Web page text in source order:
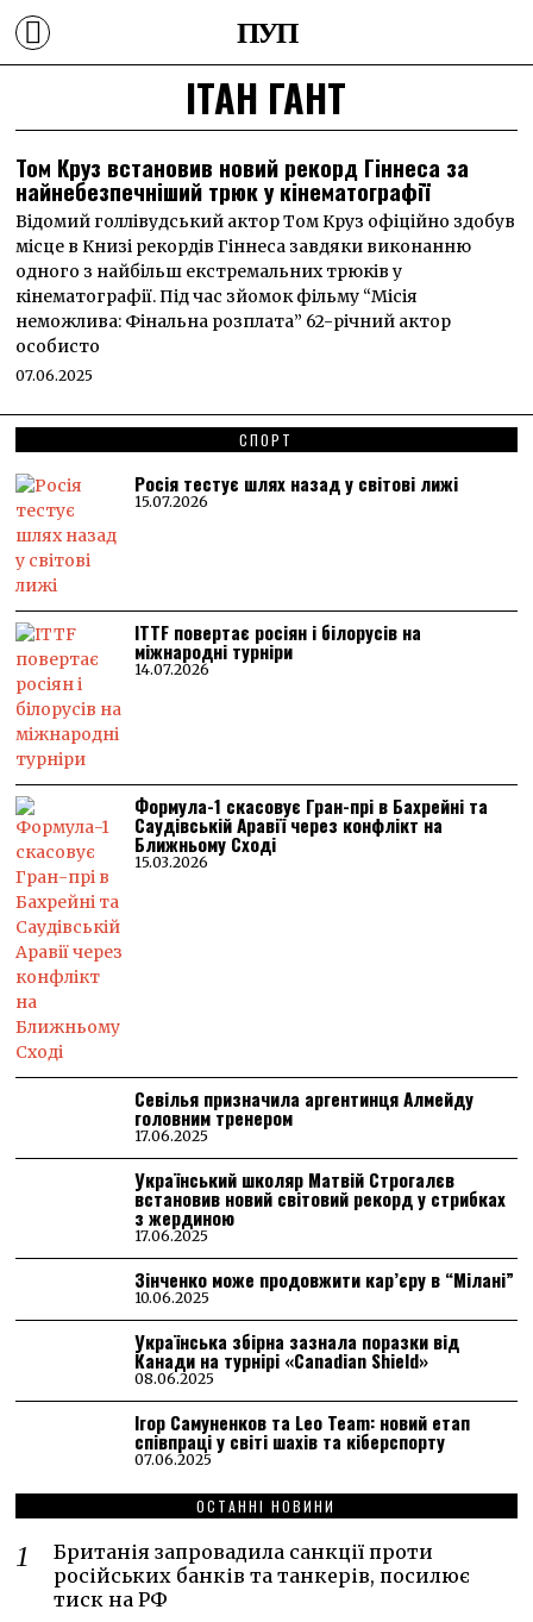
ПУП
ІТАН ГАНТ
Том Круз встановив новий рекорд Гіннеса за
найнебезпечніший трюк у кінематографії
Відомий голлівудський актор Том Круз офіційно здобув
місце в Книзі рекордів Гіннеса завдяки виконанню
одного з найбільш екстремальних трюків у
кінематографії. Під час зйомок фільму “Місія
неможлива: Фінальна розплата” 62-річний актор
особисто
07.06.2025
СПОРТ
Росія тестує шлях назад у світові лижі
15.07.2026
ITTF повертає росіян і білорусів на
міжнародні турніри
14.07.2026
Формула-1 скасовує Гран-прі в Бахрейні та
Саудівській Аравії через конфлікт на
Ближньому Сході
15.03.2026
Севілья призначила аргентинця Алмейду
головним тренером
17.06.2025
Український школяр Матвій Строгалєв
встановив новий світовий рекорд у стрибках
з жердиною
17.06.2025
Зінченко може продовжити кар’єру в “Мілані”
10.06.2025
Українська збірна зазнала поразки від
Канади на турнірі «Canadian Shield»
08.06.2025
Ігор Самуненков та Leo Team: новий етап
співпраці у світі шахів та кіберспорту
07.06.2025
ОСТАННІ НОВИНИ
Британія запровадила санкції проти
російських банків та танкерів, посилює
тиск на РФ